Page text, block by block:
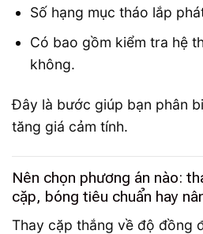
Số hạng mục tháo lắp
Có bao gồm kiểm tra hệ
không.
Đây là bước giúp bạn phân
tăng giá cảm tính.
Nên chọn phương án nào:
cặp, bóng tiêu chuẩn hay
Thay cặp thắng về độ đồng